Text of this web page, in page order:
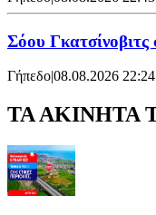
Σόου
Γήπεδο|08.08.2026 22:24
ΤΑ ΑΚΙΝΗΤΑ